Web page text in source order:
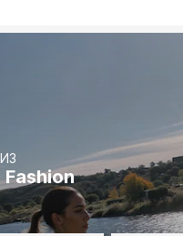
Fashion